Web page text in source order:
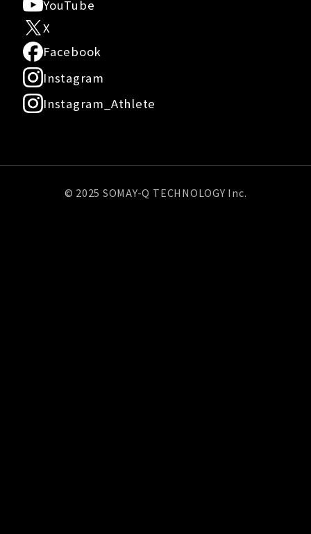
YouTube
X
Facebook
Instagram
Instagram_Athlete
© 2025 SOMAY-Q TECHNOLOGY Inc.